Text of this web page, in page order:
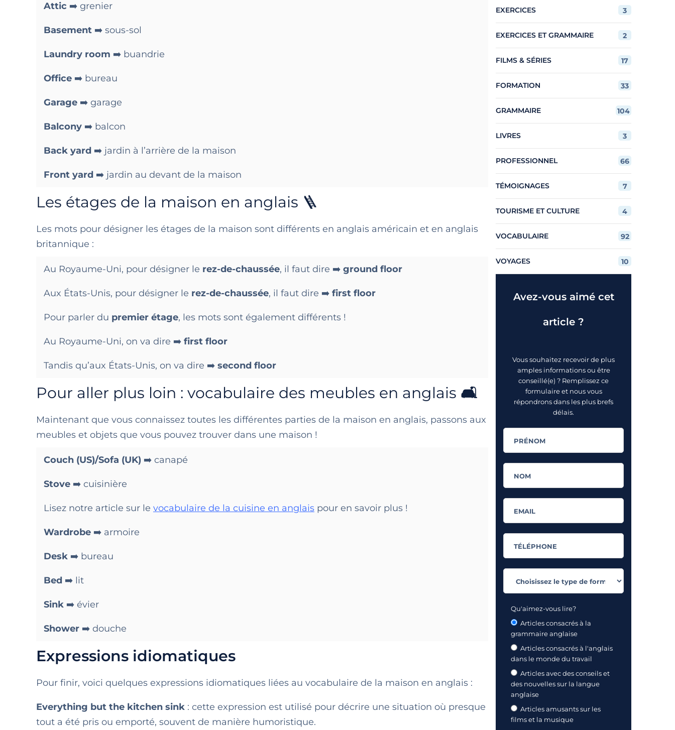
Attic ➡️ grenier
Basement ➡️ sous-sol
Laundry room ➡️ buandrie
Office ➡️ bureau
Garage ➡️ garage
Balcony ➡️ balcon
Back yard ➡️ jardin à l’arrière de la maison
Front yard ➡️ jardin au devant de la maison
Les étages de la maison en anglais 🪜
Les mots pour désigner les étages de la maison sont différents en anglais américain et en anglais
britannique :
Au Royaume-Uni, pour désigner le rez-de-chaussée, il faut dire ➡️ ground floor
Aux États-Unis, pour désigner le rez-de-chaussée, il faut dire ➡️ first floor
Pour parler du premier étage, les mots sont également différents !
Au Royaume-Uni, on va dire ➡️ first floor
Tandis qu’aux États-Unis, on va dire ➡️ second floor
Pour aller plus loin : vocabulaire des meubles en anglais 🛋️
Maintenant que vous connaissez toutes les différentes parties de la maison en anglais, passons aux
meubles et objets que vous pouvez trouver dans une maison !
Couch (US)/Sofa (UK) ➡️ canapé
Stove ➡️ cuisinière
Lisez notre article sur le vocabulaire de la cuisine en anglais pour en savoir plus !
Wardrobe ➡️ armoire
Desk ➡️ bureau
Bed ➡️ lit
Sink ➡️ évier
Shower ➡️ douche
Expressions idiomatiques
Pour finir, voici quelques expressions idiomatiques liées au vocabulaire de la maison en anglais :
Everything but the kitchen sink : cette expression est utilisé pour décrire une situation où presque
tout a été pris ou emporté, souvent de manière humoristique.
EXERCICES 3
EXERCICES ET GRAMMAIRE 2
FILMS & SÉRIES 17
FORMATION 33
GRAMMAIRE 104
LIVRES 3
PROFESSIONNEL 66
TÉMOIGNAGES 7
TOURISME ET CULTURE 4
VOCABULAIRE 92
VOYAGES 10
Avez-vous aimé cet
article ?
Vous souhaitez recevoir de plus
amples informations ou être
conseillé(e) ? Remplissez ce
formulaire et nous vous
répondrons dans les plus brefs
délais.
Qu'aimez-vous lire?
Articles consacrés à la
grammaire anglaise
Articles consacrés à l'anglais
dans le monde du travail
Articles avec des conseils et
des nouvelles sur la langue
anglaise
Articles amusants sur les
films et la musique